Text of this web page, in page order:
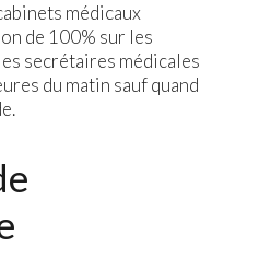
médicaux
de 100% sur les
secrétaires médicales
du matin sauf quand